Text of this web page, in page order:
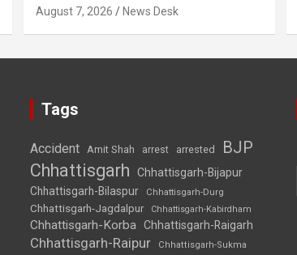
August 7, 2026 News Desk
Tags
Accident Amit Shah arrest arrested BJP
Chhattisgarh
Chhattisgarh-Bijapur
Chhattisgarh-Bilaspur
Chhattisgarh-Durg
Chhattisgarh-Jagdalpur Chhattisgarh-Kabirdham
Chhattisgarh-Korba Chhattisgarh-Raigarh
Chhattisgarh-Raipur
Chhattisgarh-Sukma